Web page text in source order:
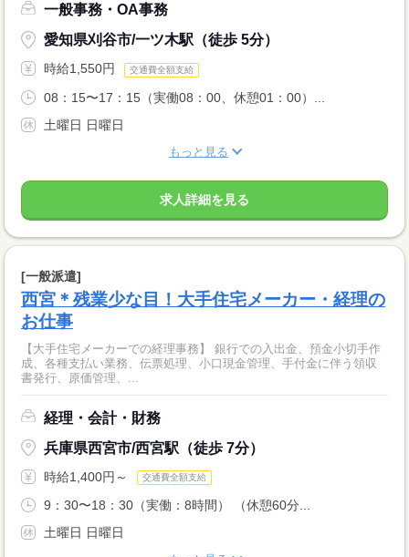
一般事務・OA事務
愛知県刈谷市/一ツ木駅（徒歩 5分）
時給1,550円 交通費全額支給
08：15〜17：15（実働08：00、休憩01：00）...
土曜日 日曜日
もっと見る
求人詳細を見る
[一般派遣]
西宮＊残業少な目！大手住宅メーカー・経理の
お仕事
【大手住宅メーカーでの経理事務】 銀行での入出金、預金小切手作
成、各種支払い業務、伝票処理、小口現金管理、手付金に伴う領収
書発行、原価管理、...
経理・会計・財務
兵庫県西宮市/西宮駅（徒歩 7分）
時給1,400円～ 交通費全額支給
9：30〜18：30（実働：8時間） （休憩60分...
土曜日 日曜日